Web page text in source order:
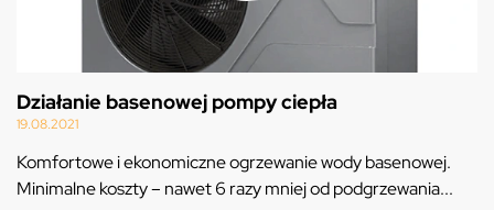
Działanie basenowej pompy ciepła
19.08.2021
Komfortowe i ekonomiczne ogrzewanie wody basenowej.
Minimalne koszty – nawet 6 razy mniej od podgrzewania...